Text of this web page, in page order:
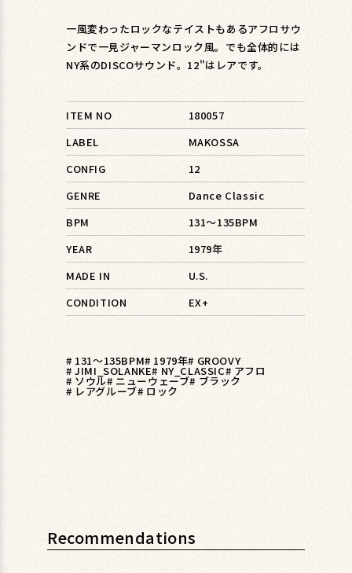
一風変わったロックなテイストもあるアフロサウ
ンドで一見ジャーマンロック風。でも全体的には
NY系のDISCOサウンド。12"はレアです。
ITEM NO
180057
LABEL
MAKOSSA
CONFIG
12
GENRE
Dance Classic
BPM
131〜135BPM
YEAR
1979年
MADE IN
U.S.
CONDITION
EX+
# 131〜135BPM# 1979年# GROOVY
# JIMI_SOLANKE# NY_CLASSIC# アフロ
# ソウル# ニューウェーブ# ブラック
# レアグルーブ# ロック
Recommendations